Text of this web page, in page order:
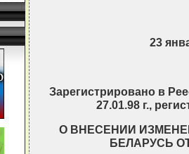
23
Зарегистрировано в
27.01.98 г.,
О ВНЕСЕНИИ
БЕЛАРУСЬ ОТ